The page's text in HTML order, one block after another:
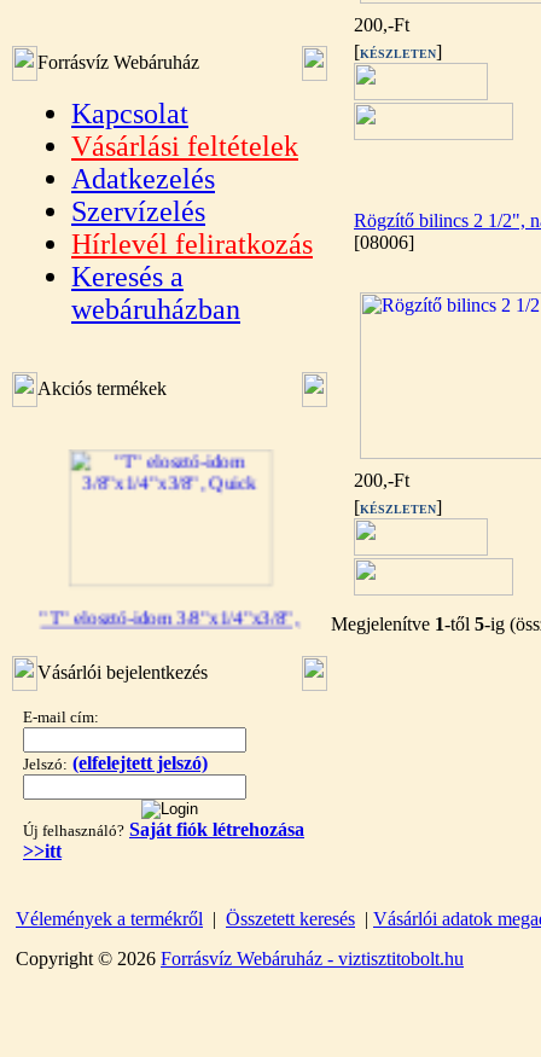
Forrásvíz Webáruház
Kapcsolat
Vásárlási feltételek
Adatkezelés
Szervízelés
Hírlevél feliratkozás
Keresés a
webáruházban
Akciós termékek
"T" elosztó-idom 3/8"x1/4"x3/8",
Quick
360,-Ft
"T" elosztó-idom 1/4"x3/8"x1/4",
Vásárlói bejelentkezés
E-mail cím:
Jelszó: (elfelejtett jelszó)
Új felhasználó? Saját fiók létrehozása
>>itt
200,-Ft
[KÉSZLETEN]
Rögzítő bilincs 2 1/2",
[08006]
200,-Ft
[KÉSZLETEN]
Megjelenítve 1-től 5-ig
Vélemények a termékről | Összetett keresés | Vásárlói adatok
Copyright © 2026 Forrásvíz Webáruház - viztisztitobolt.hu